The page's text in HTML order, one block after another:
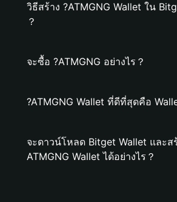
วิธีสร้าง ?ATMGNG Wallet ใน
？
จะซื้อ ?ATMGNG อย่างไร？
?ATMGNG Wallet ที่ดีที่สุดคือ
จะดาวน์โหลด Bitget Wallet และส
ATMGNG Wallet ได้อย่างไร？